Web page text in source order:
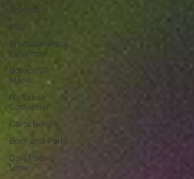
Procedimentos
Estéticos
Boteco Zé
Mané
Na Brasa
Costelaria
Carol Berger
Beer and Pork
Davi Paes e
Lima